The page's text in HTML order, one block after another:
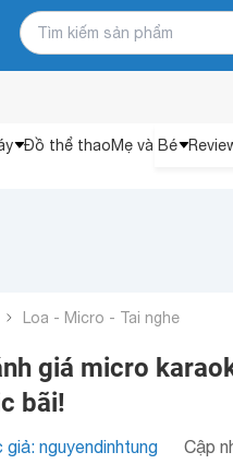
Đồ thể thaoMẹ và Bé
Loa - Micro - Tai nghe
giá micro
bãi!
giả: nguyendinhtung Cập